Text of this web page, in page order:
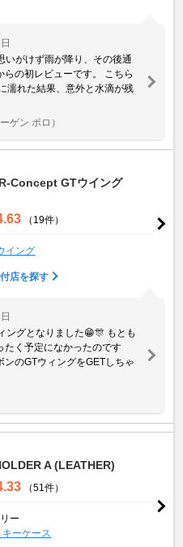
いがけず雨が降り、その後通
の初レビューです。 こちら
濡れた結果、意外と水滴が残
ゲン ポロ）
Concept GTウイング
（19件）
イング
店を探す
ングとなりました😁🎊 もとも
たく予定になかったのです
のGTウィングをGETしちゃ
A (LEATHER)
（51件）
ー
ーケース